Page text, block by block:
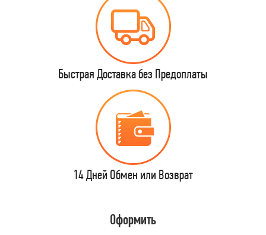
Быстрая Доставка без Предоплаты
14 Дней Обмен или Возврат
Оформить